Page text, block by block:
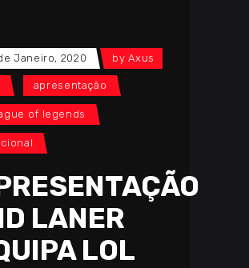
Janeiro, 2020 byAxus
apresentação
of legends
LANER
LOL